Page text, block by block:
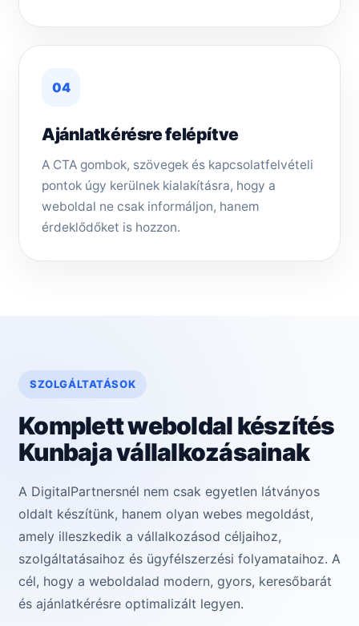
04
Ajánlatkérésre felépítve
A CTA gombok, szövegek és kapcsolatfelvételi
pontok úgy kerülnek kialakításra, hogy a
weboldal ne csak informáljon, hanem
érdeklődőket is hozzon.
SZOLGÁLTATÁSOK
Komplett weboldal készítés
Kunbaja vállalkozásainak
A DigitalPartnersnél nem csak egyetlen látványos
oldalt készítünk, hanem olyan webes megoldást,
amely illeszkedik a vállalkozásod céljaihoz,
szolgáltatásaihoz és ügyfélszerzési folyamataihoz. A
cél, hogy a weboldalad modern, gyors, keresőbarát
és ajánlatkérésre optimalizált legyen.